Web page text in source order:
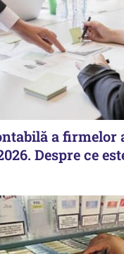
a firmelor
Despre ce